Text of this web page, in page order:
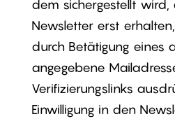
dem sichergestellt wird,
Newsletter erst
durch Betätigung eines
angegebene
Verifizierungslinks
Einwilligung in den